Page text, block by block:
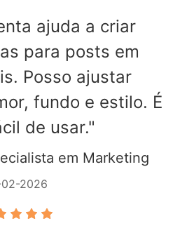
ajuda a criar
para posts em
Posso ajustar
fundo e estilo. É
de usar."
em Marketing
02-2026